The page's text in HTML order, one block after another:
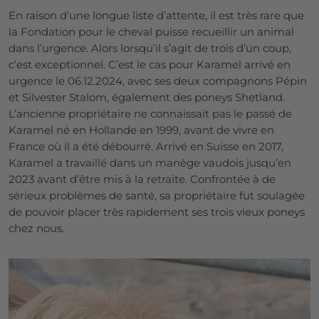
En raison d’une longue liste d’attente, il est très rare que
la Fondation pour le cheval puisse recueillir un animal
dans l’urgence. Alors lorsqu’il s’agit de trois d’un coup,
c’est exceptionnel. C’est le cas pour Karamel arrivé en
urgence le 06.12.2024, avec ses deux compagnons Pépin
et Silvester Stalom, également des poneys Shetland.
L’ancienne propriétaire ne connaissait pas le passé de
Karamel né en Hollande en 1999, avant de vivre en
France où il a été débourré. Arrivé en Suisse en 2017,
Karamel a travaillé dans un manège vaudois jusqu’en
2023 avant d’être mis à la retraite. Confrontée à de
sérieux problèmes de santé, sa propriétaire fut soulagée
de pouvoir placer très rapidement ses trois vieux poneys
chez nous.